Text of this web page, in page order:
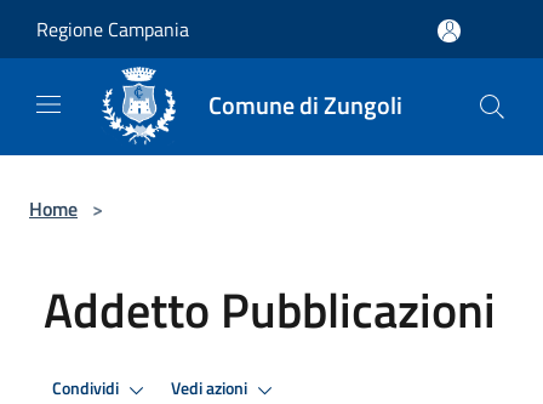
Regione Campania
Comune di Zungoli
Home >
Addetto Pubblicazioni
Condividi Vedi azioni